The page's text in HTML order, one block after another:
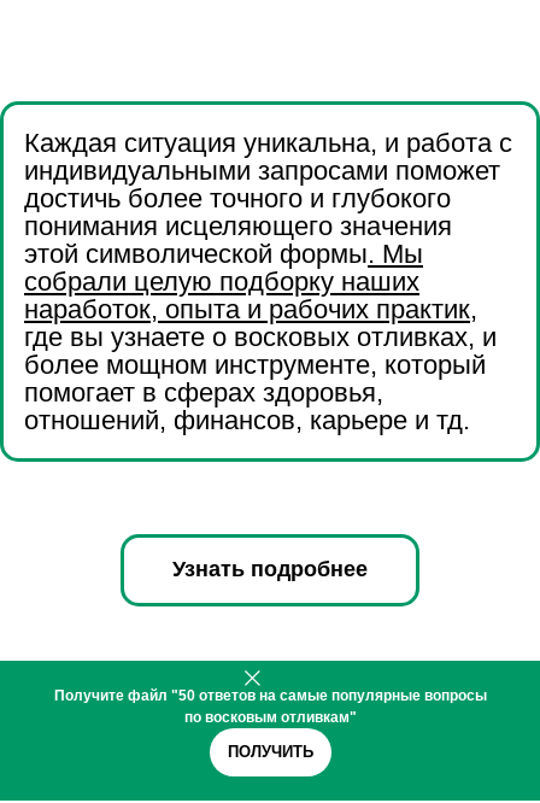
Каждая ситуация уникальна, и работа с
индивидуальными запросами поможет
достичь более точного и глубокого
понимания исцеляющего значения
этой символической формы. Мы
собрали целую подборку наших
наработок, опыта и рабочих практик,
где вы узнаете о восковых отливках, и
более мощном инструменте, который
помогает в сферах здоровья,
отношений, финансов, карьере и тд.
Узнать подробнее
Получите файл "50 ответов на самые популярные вопросы
по восковым отливкам"
ПОЛУЧИТЬ